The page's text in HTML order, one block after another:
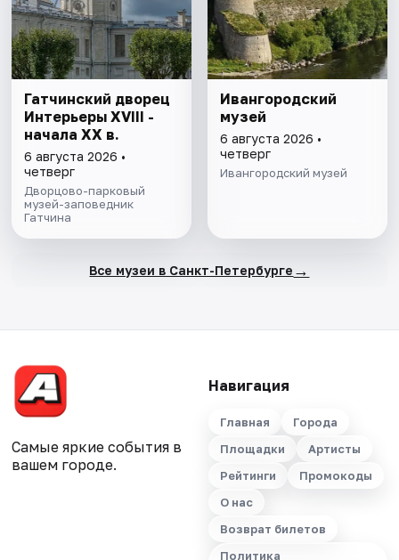
Гатчинский дворец
Интерьеры ХVIII -
начала ХХ в.
6 августа 2026 •
четверг
Дворцово-парковый
музей-заповедник
Гатчина
Ивангородский
музей
6 августа 2026 •
четверг
Ивангородский музей
Все музеи в Санкт-Петербурге →
Самые яркие события в
вашем городе.
Навигация
Главная
Города
Площадки
Артисты
Рейтинги
Промокоды
О нас
Возврат билетов
Политика